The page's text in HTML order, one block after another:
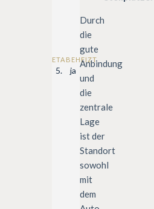
ETAGE
5.
BEHEIZT
ja
Durch
die
gute
Anbindung
und
die
zentrale
Lage
ist der
Standort
sowohl
mit
dem